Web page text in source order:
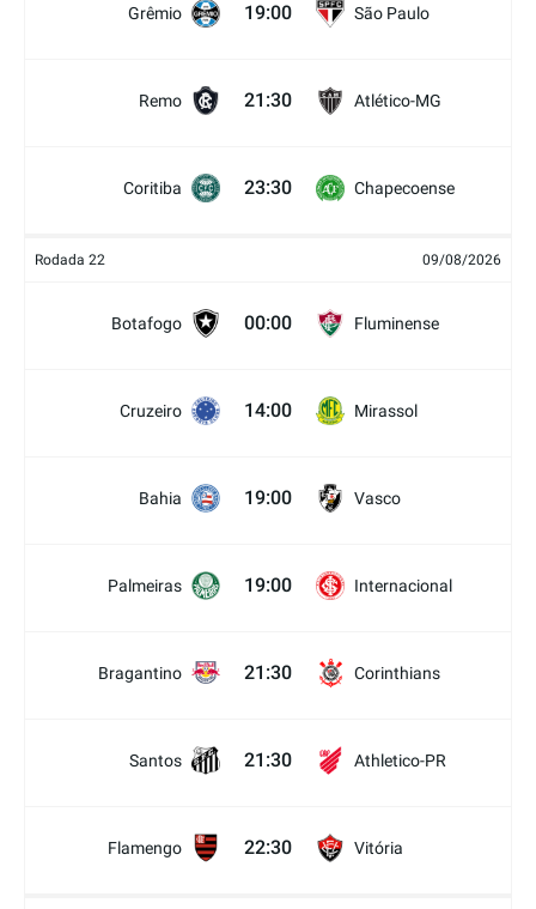
Grêmio 19:00 São Paulo
Remo 21:30 Atlético-MG
Coritiba 23:30 Chapecoense
Rodada 22 09/08/2026
Botafogo 00:00 Fluminense
Cruzeiro 14:00 Mirassol
Bahia 19:00 Vasco
Palmeiras 19:00 Internacional
Bragantino 21:30 Corinthians
Santos 21:30 Athletico-PR
Flamengo 22:30 Vitória